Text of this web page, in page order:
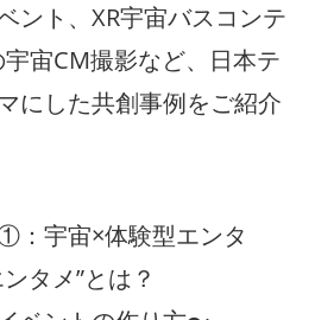
ント、XR宇宙バスコンテ
宙CM撮影など、日本テ
にした共創事例をご紹介
宇宙×体験型エンタ
タメ”とは？